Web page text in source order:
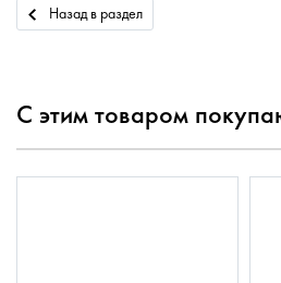
Назад в раздел
С этим товаром